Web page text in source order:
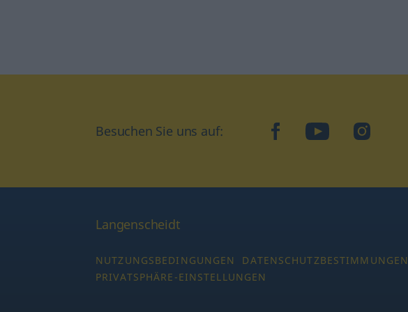
Besuchen Sie uns auf: facebookYouTubeInstagram
Langenscheidt
NUTZUNGSBEDINGUNGEN DATENSCHUTZBESTIMMUNGEN
PRIVATSPHÄRE-EINSTELLUNGEN